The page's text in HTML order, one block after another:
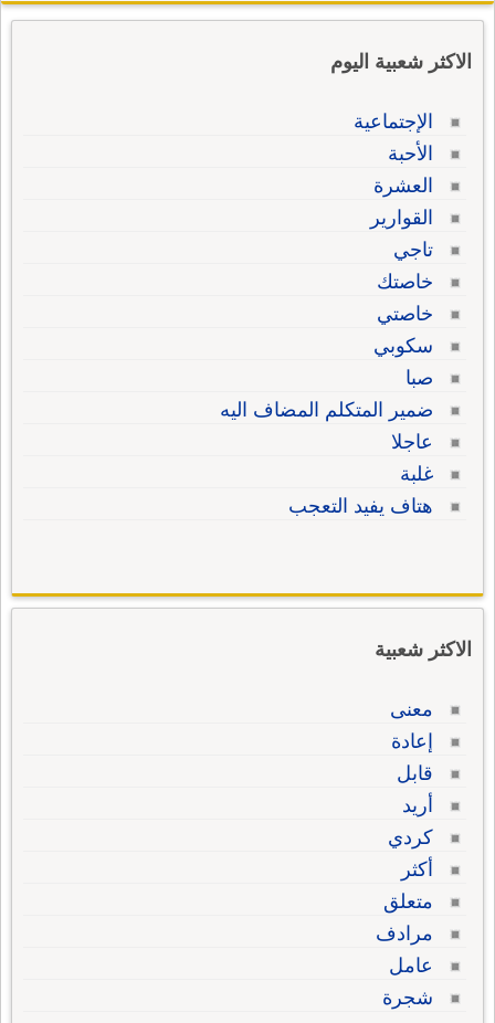
الاكثر شعبية اليوم
الإجتماعية
الأحبة
العشرة
القوارير
تاجي
خاصتك
خاصتي
سكوبي
صبا
ضمير المتكلم المضاف اليه
عاجلا
غلبة
هتاف يفيد التعجب
الاكثر شعبية
معنى
إعادة
قابل
أريد
كردي
أكثر
متعلق
مرادف
عامل
شجرة